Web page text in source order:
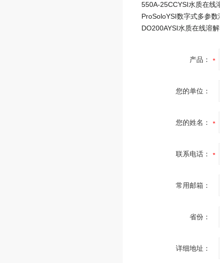
产品：
您的单位：
您的姓名：
联系电话：
常用邮箱：
省份：
详细地址：